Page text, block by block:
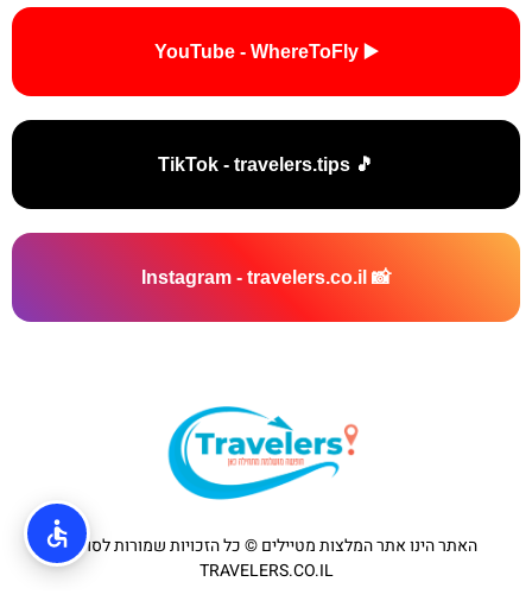
▶️ YouTube - WhereToFly
🎵 TikTok - travelers.tips
📸 Instagram - travelers.co.il
האתר הינו אתר המלצות מטיילים © כל הזכויות שמורות לסוכנות
TRAVELERS.CO.IL